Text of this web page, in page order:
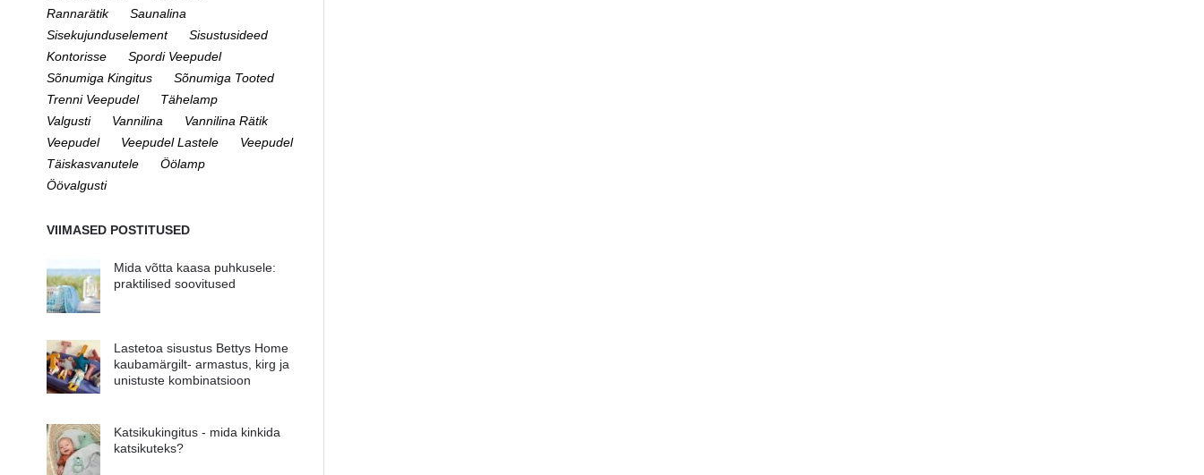
Rannarätik
Saunalina
Sisekujunduselement
Sisustusideed
Kontorisse
Spordi Veepudel
Sõnumiga Kingitus
Sõnumiga Tooted
Trenni Veepudel
Tähelamp
Valgusti
Vannilina
Vannilina Rätik
Veepudel
Veepudel Lastele
Veepudel
Täiskasvanutele
Öölamp
Öövalgusti
VIIMASED POSTITUSED
Mida võtta kaasa puhkusele:
praktilised soovitused
Lastetoa sisustus Bettys Home
kaubamärgilt- armastus, kirg ja
unistuste kombinatsioon
Katsikukingitus - mida kinkida
katsikuteks?